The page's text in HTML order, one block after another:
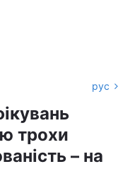
рус
трохи
– на